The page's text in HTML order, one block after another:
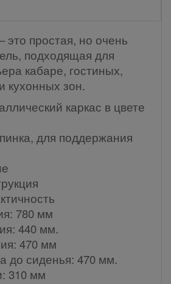
это простая, но очень
подходящая для
кабаре, гостиных,
кухонных зон.
каркас в цвете
для поддержания
780 мм
440 мм.
470 мм
до сиденья: 470 мм.
310 мм